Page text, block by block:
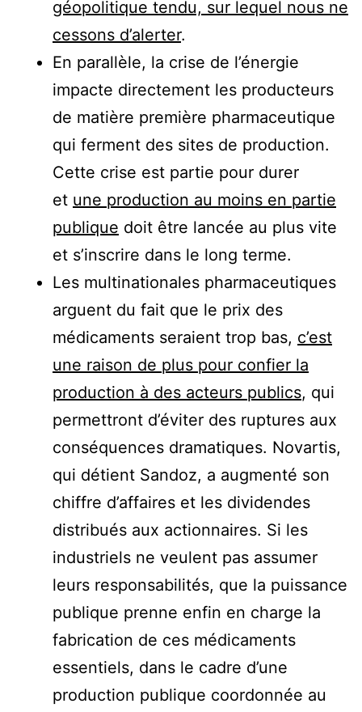
géopolitique tendu, sur lequel nous ne
cessons d’alerter.
En parallèle, la crise de l’énergie
impacte directement les producteurs
de matière première pharmaceutique
qui ferment des sites de production.
Cette crise est partie pour durer
et une production au moins en partie
publique doit être lancée au plus vite
et s’inscrire dans le long terme.
Les multinationales pharmaceutiques
arguent du fait que le prix des
médicaments seraient trop bas, c’est
une raison de plus pour confier la
production à des acteurs publics, qui
permettront d’éviter des ruptures aux
conséquences dramatiques. Novartis,
qui détient Sandoz, a augmenté son
chiffre d’affaires et les dividendes
distribués aux actionnaires. Si les
industriels ne veulent pas assumer
leurs responsabilités, que la puissance
publique prenne enfin en charge la
fabrication de ces médicaments
essentiels, dans le cadre d’une
production publique coordonnée au